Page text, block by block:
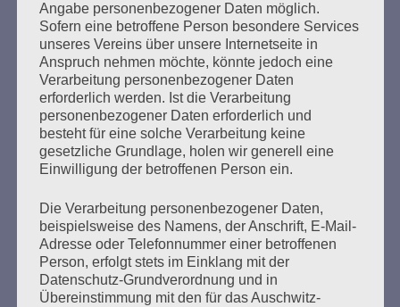
Pressemitteilung: 16.
Generalversammlung des
Internationalen Auschwitz Komitees
in Oswiecim/Auschwitz
Erstellt am7. September 2022
stattfindende – Generalversammlung des Internationalen
Auschwitz Komitees zu Ende, zu der Auschwitz-
Überlebende, Angehörige und Nachkommen von
Überlebenden des Lagers und Repräsentanten von
Auschwitz Stiftungen aus 11 Ländern angereist waren.
Angabe personenbezogener Daten möglich.
Sofern eine betroffene Person besondere Services
unseres Vereins über unsere Internetseite in
Anspruch nehmen möchte, könnte jedoch eine
Verarbeitung personenbezogener Daten
erforderlich werden. Ist die Verarbeitung
personenbezogener Daten erforderlich und
besteht für eine solche Verarbeitung keine
gesetzliche Grundlage, holen wir generell eine
Einwilligung der betroffenen Person ein.
Die Verarbeitung personenbezogener Daten,
beispielsweise des Namens, der Anschrift, E-Mail-
Adresse oder Telefonnummer einer betroffenen
Person, erfolgt stets im Einklang mit der
Datenschutz-Grundverordnung und in
Übereinstimmung mit den für das Auschwitz-